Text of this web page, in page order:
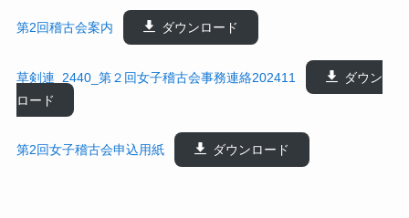
第2回稽古会案内 ダウンロード
草剣連_2440_第２回女子稽古会事務連絡202411
ダウン
ロード
第2回女子稽古会申込用紙 ダウンロード